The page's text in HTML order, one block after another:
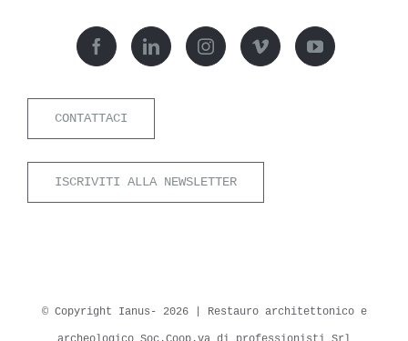
CONTATTACI
ISCRIVITI ALLA NEWSLETTER
© Copyright Ianus- 2026 | Restauro architettonico e